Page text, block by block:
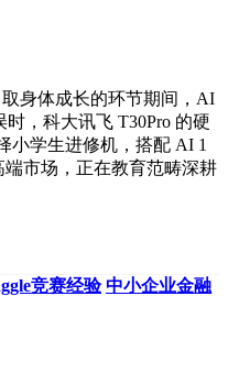
身体成长的环节期间，AI
，科大讯飞 T30Pro 的硬
小学生进修机，搭配 AI 1
市场，正在教育范畴深耕
竞赛经验 中小企业金融